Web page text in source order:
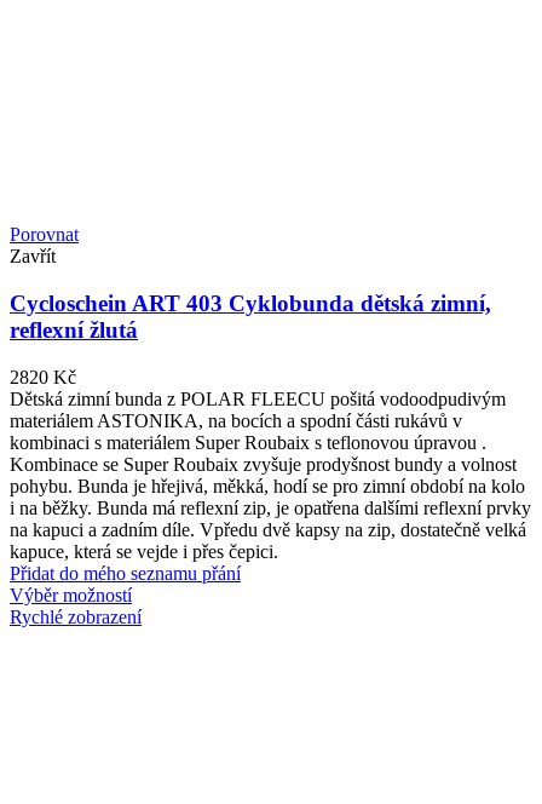
Porovnat
Zavřít
Cycloschein ART 403 Cyklobunda dětská zimní,
reflexní žlutá
2820 Kč
Dětská zimní bunda z POLAR FLEECU pošitá vodoodpudivým
materiálem ASTONIKA, na bocích a spodní části rukávů v
kombinaci s materiálem Super Roubaix s teflonovou úpravou .
Kombinace se Super Roubaix zvyšuje prodyšnost bundy a volnost
pohybu. Bunda je hřejivá, měkká, hodí se pro zimní období na kolo
i na běžky. Bunda má reflexní zip, je opatřena dalšími reflexní prvky
na kapuci a zadním díle. Vpředu dvě kapsy na zip, dostatečně velká
kapuce, která se vejde i přes čepici.
Přidat do mého seznamu přání
Výběr možností
Rychlé zobrazení